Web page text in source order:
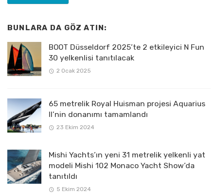
BUNLARA DA GÖZ ATIN:
BOOT Düsseldorf 2025’te 2 etkileyici N Fun
30 yelkenlisi tanıtılacak
2 Ocak 2025
65 metrelik Royal Huisman projesi Aquarius
II’nin donanımı tamamlandı
23 Ekim 2024
Mishi Yachts’ın yeni 31 metrelik yelkenli yat
modeli Mishi 102 Monaco Yacht Show’da
tanıtıldı
5 Ekim 2024